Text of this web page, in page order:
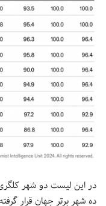
در این لیست دو شهر کلگری
ده شهر برتر جهان قرار